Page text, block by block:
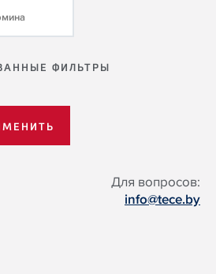
ФИЛЬТРЫ
Для вопросов:
info@tece.by